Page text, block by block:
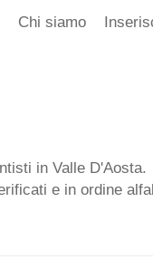
Chi siamo
in Valle D'Aosta.
e in ordine